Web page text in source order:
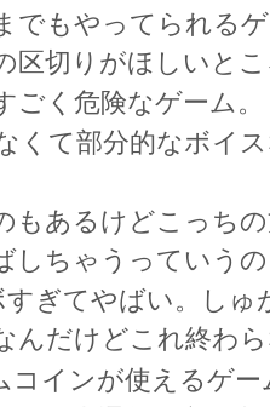
でもやってられる
区切りがほしいと
ごく危険なゲーム。
くて部分的なボイ
もあるけどこっち
しちゃうっていう
すぎてやばい。し
んだけどこれ終わ
コインが使えるゲ